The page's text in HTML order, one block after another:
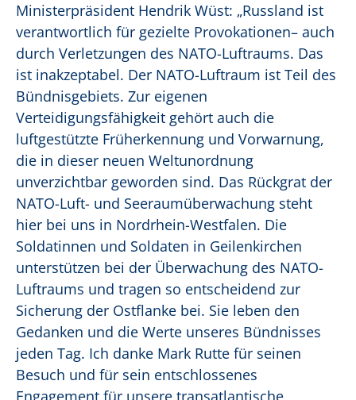
Ministerpräsident Hendrik Wüst: „Russland ist
verantwortlich für gezielte Provokationen– auch
durch Verletzungen des NATO-Luftraums. Das
ist inakzeptabel. Der NATO-Luftraum ist Teil des
Bündnisgebiets. Zur eigenen
Verteidigungsfähigkeit gehört auch die
luftgestützte Früherkennung und Vorwarnung,
die in dieser neuen Weltunordnung
unverzichtbar geworden sind. Das Rückgrat der
NATO-Luft- und Seeraumüberwachung steht
hier bei uns in Nordrhein-Westfalen. Die
Soldatinnen und Soldaten in Geilenkirchen
unterstützen bei der Überwachung des NATO-
Luftraums und tragen so entscheidend zur
Sicherung der Ostflanke bei. Sie leben den
Gedanken und die Werte unseres Bündnisses
jeden Tag. Ich danke Mark Rutte für seinen
Besuch und für sein entschlossenes
Engagement für unsere transatlantische